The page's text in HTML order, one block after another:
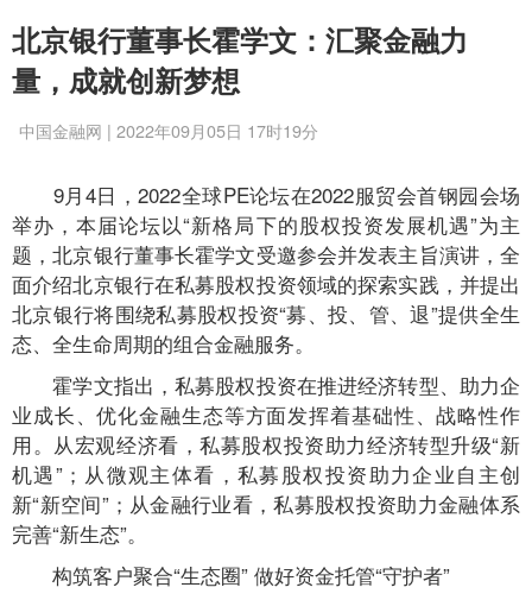
北京银行董事长霍学文：汇聚金融力
量，成就创新梦想
中国金融网 | 2022年09月05日 17时19分
9月4日，2022全球PE论坛在2022服贸会首钢园会场
举办，本届论坛以“新格局下的股权投资发展机遇”为主
题，北京银行董事长霍学文受邀参会并发表主旨演讲，全
面介绍北京银行在私募股权投资领域的探索实践，并提出
北京银行将围绕私募股权投资“募、投、管、退”提供全生
态、全生命周期的组合金融服务。
霍学文指出，私募股权投资在推进经济转型、助力企
业成长、优化金融生态等方面发挥着基础性、战略性作
用。从宏观经济看，私募股权投资助力经济转型升级“新
机遇”；从微观主体看，私募股权投资助力企业自主创
新“新空间”；从金融行业看，私募股权投资助力金融体系
完善“新生态”。
构筑客户聚合“生态圈” 做好资金托管“守护者”